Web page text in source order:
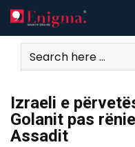
Skip
to
content
Izraeli e
Golanit pas
Assadit